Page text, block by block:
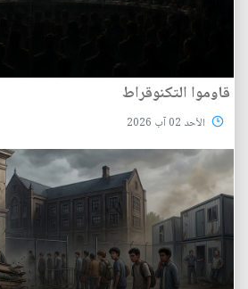
قاوموا التكنوقراط
الأحد 02 آب 2026